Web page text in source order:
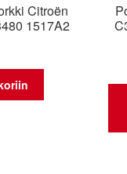
Citroën
1517A2